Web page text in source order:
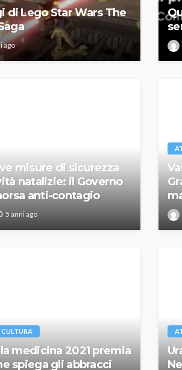
di Lego Star Wars The
ago
misure di sicurezza
natalizie: il Governo
anti-contagio
5 anni ago
CULTURA
medicina 2021 premia
spiega gli abbracci